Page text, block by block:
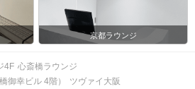
京都ラウンジ
4F 心斎橋ラウンジ
御幸ビル 4階）
ツヴァイ大阪